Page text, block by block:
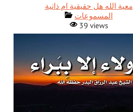
معية الله هل حقيقية ام ذاتية
المسموعات
39 views